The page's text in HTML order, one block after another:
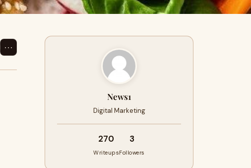
⋯
News1
Digital Marketing
270
Writeups
3
Followers